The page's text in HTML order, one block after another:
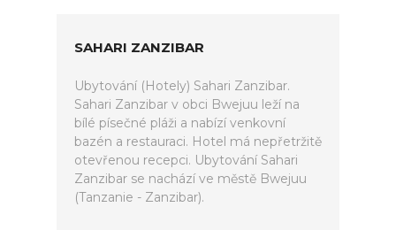
SAHARI ZANZIBAR
Ubytování (Hotely) Sahari Zanzibar.
Sahari Zanzibar v obci Bwejuu leží na
bílé písečné pláži a nabízí venkovní
bazén a restauraci. Hotel má nepřetržitě
otevřenou recepci. Ubytování Sahari
Zanzibar se nachází ve městě Bwejuu
(Tanzanie - Zanzibar).